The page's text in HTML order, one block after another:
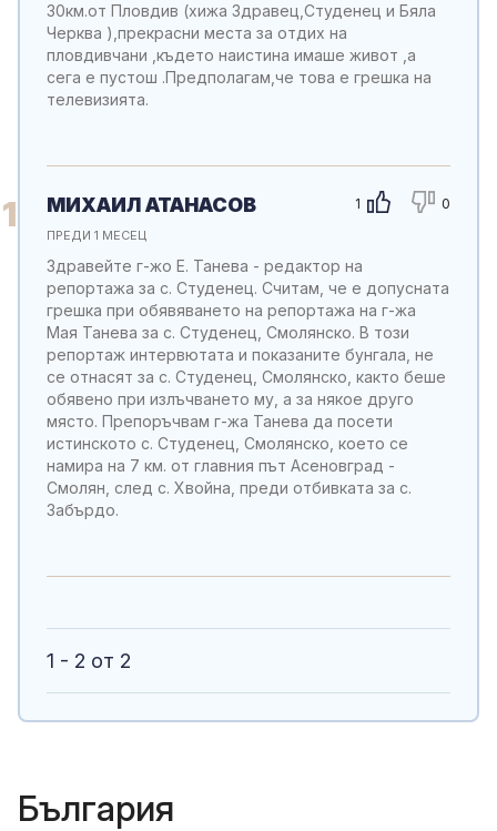
30км.от Пловдив (хижа Здравец,Студенец и Бяла
Черква ),прекрасни места за отдих на
пловдивчани ,където наистина имаше живот ,а
сега е пустош .Предполагам,че това е грешка на
телевизията.
1 1 0
МИХАИЛ АТАНАСОВ
ПРЕДИ 1 МЕСЕЦ
Здравейте г-жо Е. Танева - редактор на
репортажа за с. Студенец. Считам, че е допусната
грешка при обявяването на репортажа на г-жа
Мая Танева за с. Студенец, Смолянско. В този
репортаж интервютата и показаните бунгала, не
се отнасят за с. Студенец, Смолянско, както беше
обявено при излъчването му, а за някое друго
място. Препоръчвам г-жа Танева да посети
истинското с. Студенец, Смолянско, което се
намира на 7 км. от главния път Асеновград -
Смолян, след с. Хвойна, преди отбивката за с.
Забърдо.
1 - 2 от 2
България